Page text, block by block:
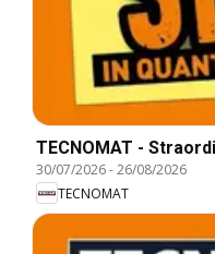
TECNOMAT -
30/07/2026-26/08/2026
TECNOMAT